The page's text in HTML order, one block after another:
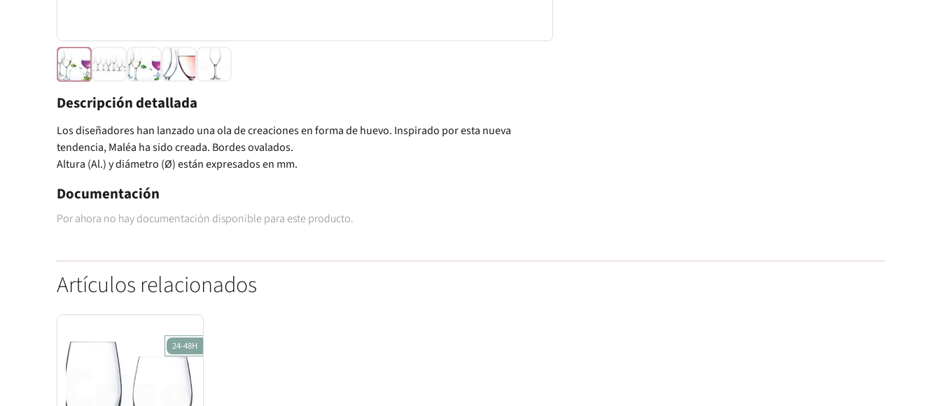
Descripción detallada
Los diseñadores han lanzado una ola de creaciones en forma de huevo. Inspirado por esta nueva
tendencia, Maléa ha sido creada. Bordes ovalados.
Altura (Al.) y diámetro (Ø) están expresados en mm.
Documentación
Por ahora no hay documentación disponible para este producto.
Artículos relacionados
24-48H